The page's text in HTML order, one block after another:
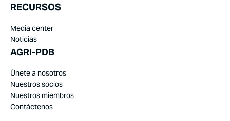
RECURSOS
Media center
Noticias
AGRI-PDB
Únete a nosotros
Nuestros socios
Nuestros miembros
Contáctenos